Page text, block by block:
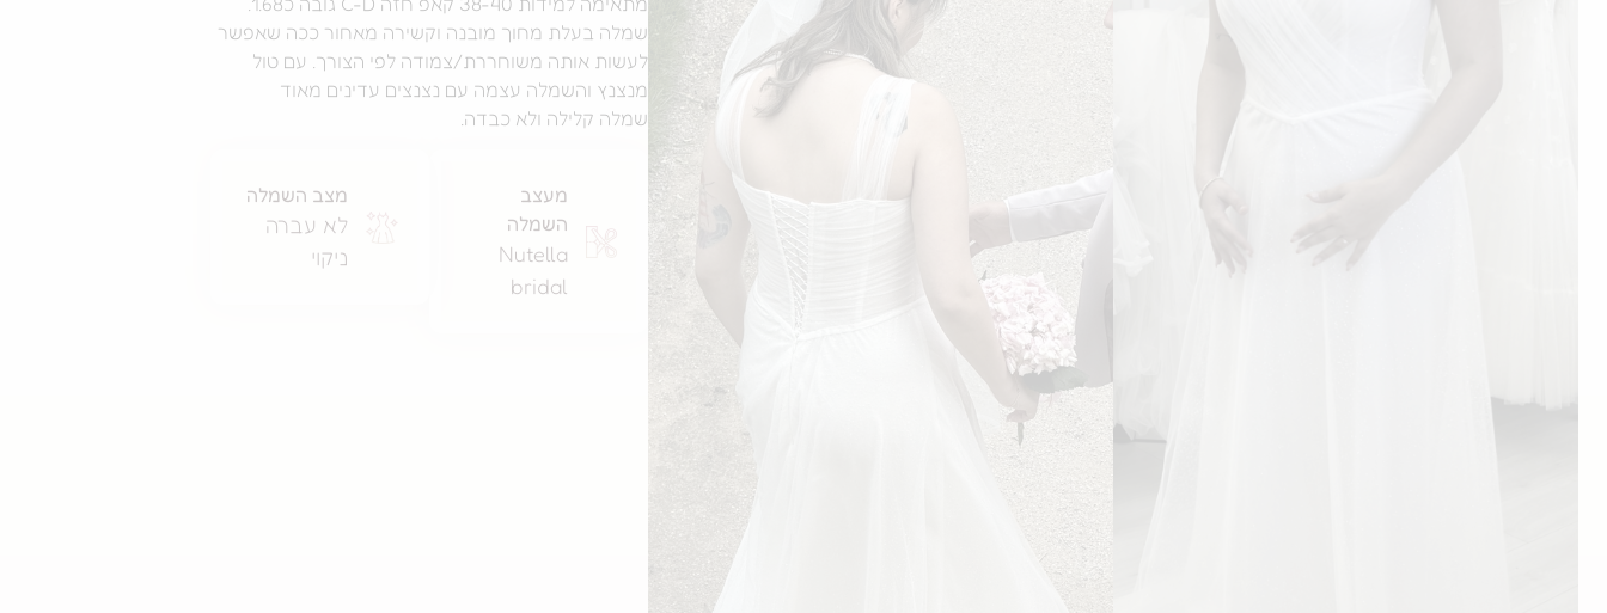
שמלה בעלת מחוך מובנה וקשירה מאחור ככה שאפשר
לעשות אותה משוחררת/צמודה לפי הצורך. עם טול
מנצנץ והשמלה עצמה עם נצנצים עדינים מאוד
שמלה קלילה ולא כבדה.
מעצב
השמלה
Nutella
bridal
מצב השמלה
לא עברה
ניקוי